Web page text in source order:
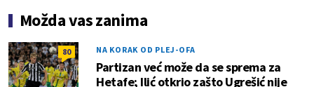
Možda vas zanima
80 NA KORAK OD PLEJ-OFA
Partizan već može da se sprema za
Hetafe; Ilić otkrio zašto Ugrešić nije